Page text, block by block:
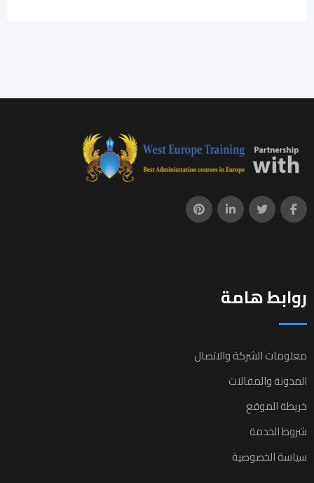
روابط هامة
معلومات الشركة والاتصال
المدونة والمقالات
خريطة الموقع
شروط الخدمة
سياسة الخصوصية